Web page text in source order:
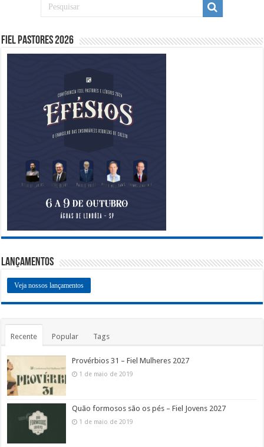
Fiel Pastores 2026
Lançamentos
Veja nossos lançamentos
Recente Popular Tags
Provérbios 31 – Fiel Mulheres 2027
1 de maio de 2019
Quão formosos são os pés – Fiel Jovens 2027
1 de maio de 2019